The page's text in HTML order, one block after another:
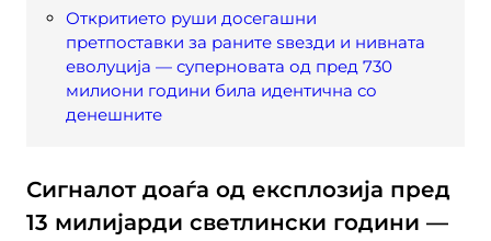
Откритието руши досегашни
претпоставки за раните ѕвезди и нивната
еволуција — суперновата од пред 730
милиони години била идентична со
денешните
Сигналот доаѓа од експлозија пред
13 милијарди светлински години —